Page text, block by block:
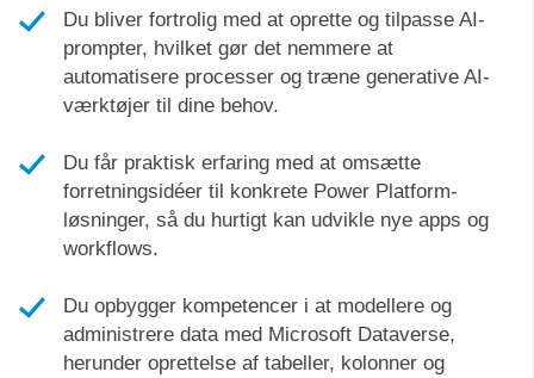
Du bliver fortrolig med at oprette og tilpasse AI-
prompter, hvilket gør det nemmere at
automatisere processer og træne generative AI-
værktøjer til dine behov.
Du får praktisk erfaring med at omsætte
forretningsidéer til konkrete Power Platform-
løsninger, så du hurtigt kan udvikle nye apps og
workflows.
Du opbygger kompetencer i at modellere og
administrere data med Microsoft Dataverse,
herunder oprettelse af tabeller, kolonner og